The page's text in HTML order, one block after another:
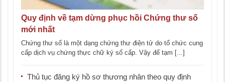
Quy định về tạm dừng phục hồi Chứng thư số
mới nhất
Chứng thư số là một dạng chứng thư điện tử do tổ chức cung
cấp dịch vụ chứng thực chữ ký số cấp. Vậy để tạm [...]
Thủ tục đăng ký hồ sơ thương nhân theo quy định